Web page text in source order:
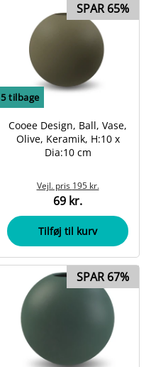
5tilbage
SPAR 65%
Cooee Design, Ball, Vase,
Olive, Keramik, H:10 x
Dia:10 cm
Vejl. pris 195 kr.
69 kr.
Tilføj til kurv
SPAR 67%